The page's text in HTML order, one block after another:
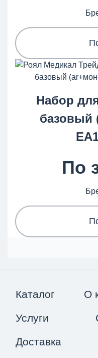
Набор
По
Каталог О
Услуги
Доставка